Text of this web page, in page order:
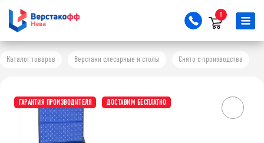
0
Каталог товаров Верстаки слесарные и столы Снято с производства
ГАРАНТИЯ ПРОИЗВОДИТЕЛЯ ДОСТАВИМ БЕСПЛАТНО